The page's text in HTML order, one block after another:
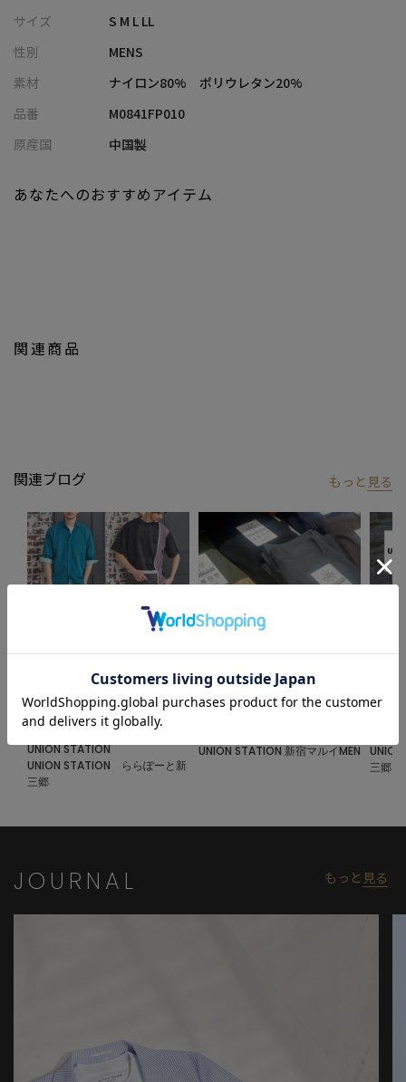
同素材のジャケットもあり、セットアップでのコーディネートも
おすすめです。
360度ストレッチ接触冷感ジャケット：M0841FJ 004
心地にこだわったアイテムを展開。
サイズ
S M L LL
性別
MENS
素材
ナイロン80% ポリウレタン20%
品番
M0841FP010
原産国
中国製
関連商品
あなたへのおすすめアイテム
関連ブログ もっと 見る
2024 SUMMER COLLECTION &
スタッフコーデ
UNION STATION
UNION STATION ららぽーと新
三郷
2024.04.03
ボトムスフェア開催！
UNION STATION 新宿マルイMEN
パンツ
三郷
JOURNAL もっと 見る